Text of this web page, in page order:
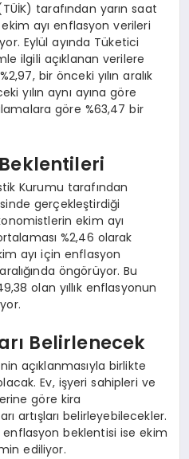
tarafından yarın saat
ayı enflasyon verileri
Eylül ayında Tüketici
ilgili açıklanan verilere
bir önceki yılın aralık
yılın aynı ayına göre
göre %63,47 bir
Kurumu tarafından
gerçekleştirdiği
ekim ayı
%2,46 olarak
ayı için enflasyon
öngörüyor. Bu
olan yıllık enflasyonun
Belirlenecek
açıklanmasıyla birlikte
Ev, işyeri sahipleri ve
göre kira
artışları belirleyebilecekler.
beklentisi ise ekim
ediliyor.